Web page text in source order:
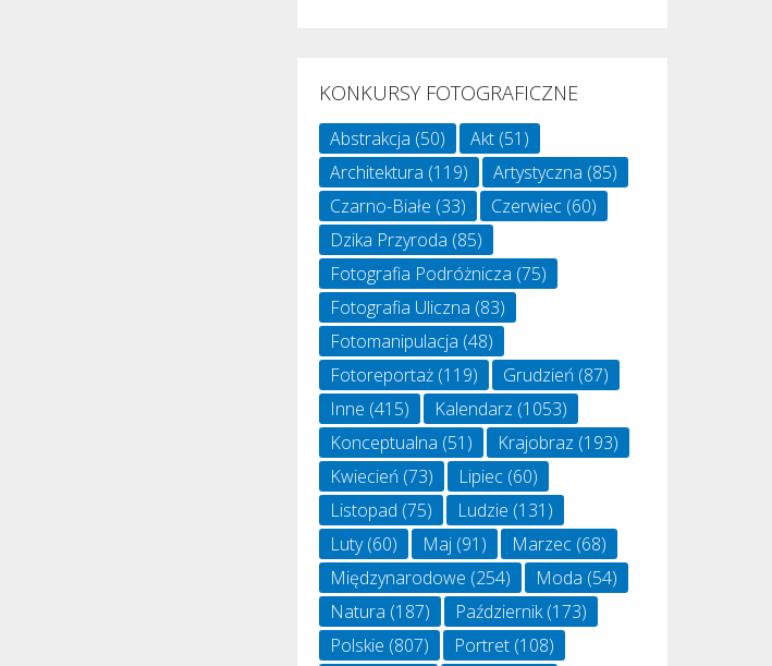
KONKURSY FOTOGRAFICZNE
Abstrakcja (50) Akt (51)
Architektura (119) Artystyczna (85)
Czarno-Białe (33) Czerwiec (60)
Dzika Przyroda (85)
Fotografia Podróżnicza (75)
Fotografia Uliczna (83)
Fotomanipulacja (48)
Fotoreportaż (119) Grudzień (87)
Inne (415) Kalendarz (1053)
Konceptualna (51) Krajobraz (193)
Kwiecień (73) Lipiec (60)
Listopad (75) Ludzie (131)
Luty(60) Maj (91) Marzec (68)
Międzynarodowe (254) Moda (54)
Natura (187) Październik(173)
Polskie (807) Portret (108)